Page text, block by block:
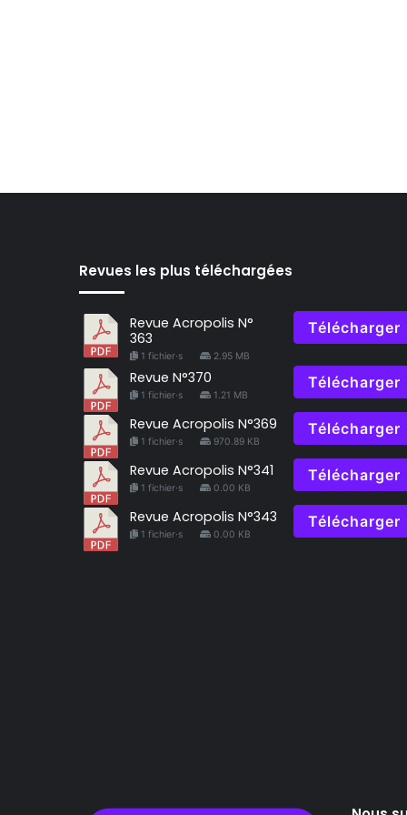
Revues les plus téléchargées
Revue Acropolis N°
363
1 fichier·s 2.95 MB
Télécharger
Revue N°370
1 fichier·s 1.21 MB
Télécharger
Revue Acropolis N°369
1 fichier·s 970.89 KB
Télécharger
Revue Acropolis N°341
1 fichier·s 0.00 KB
Télécharger
Revue Acropolis N°343
1 fichier·s 0.00 KB
Télécharger